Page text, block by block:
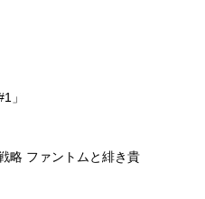
」
略 ファントムと緋き貴